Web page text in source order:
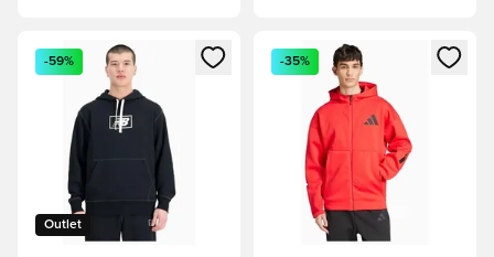
Odpre Modal za prijavo ali vpis kot član
Outlet
-59%
Odpre Modal za prijavo ali
-35%